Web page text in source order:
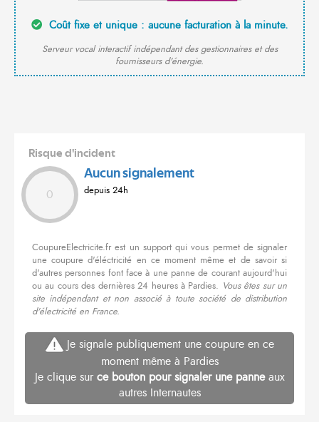
Coût fixe et unique : aucune facturation à la minute.
Serveur vocal interactif indépendant des gestionnaires et des
fournisseurs d'énergie.
Risque d'incident
0
Aucun signalement
depuis 24h
CoupureElectricite.fr est un support qui vous permet de signaler
une coupure d'éléctricité en ce moment même et de savoir si
d'autres personnes font face à une panne de courant aujourd'hui
ou au cours des dernières 24 heures à Pardies. Vous êtes sur un
site indépendant et non associé à toute société de distribution
d'électricité en France.
Je signale publiquement une coupure en ce
moment même à Pardies
Je clique sur ce bouton pour signaler une panneaux
autres Internautes